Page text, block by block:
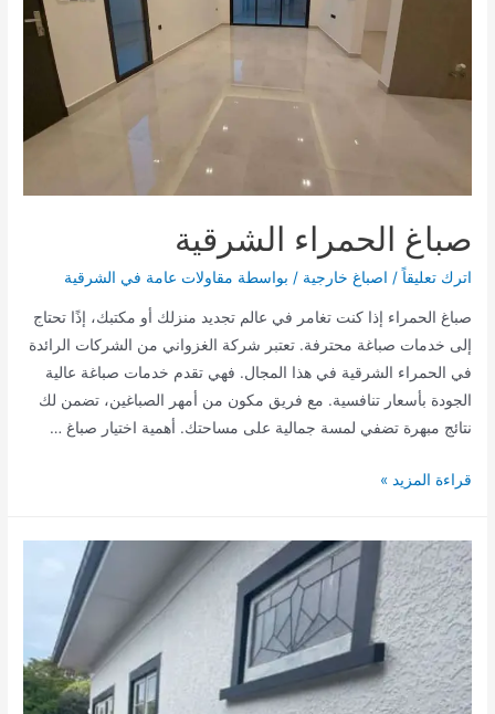
صباغ الحمراء الشرقية
اترك تعليقاً / اصباغ خارجية / بواسطة مقاولات عامة في الشرقية
صباغ الحمراء إذا كنت تغامر في عالم تجديد منزلك أو مكتبك، إذًا تحتاج
إلى خدمات صباغة محترفة. تعتبر شركة الغزواني من الشركات الرائدة
في الحمراء الشرقية في هذا المجال. فهي تقدم خدمات صباغة عالية
الجودة بأسعار تنافسية. مع فريق مكون من أمهر الصباغين، تضمن لك
نتائج مبهرة تضفي لمسة جمالية على مساحتك. أهمية اختيار صباغ …
صباغ
قراءة المزيد »